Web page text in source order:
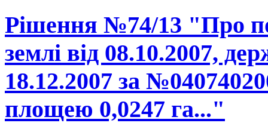
Рішення №74/13 "Про
землі від 08.10.2007,
18.12.2007 за
площею 0,0247 га..."